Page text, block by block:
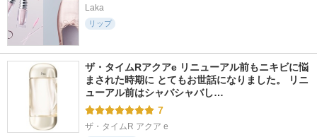
Laka
リップ
ザ・タイムRアクアe リニューアル前もニキビに悩
まされた時期に とてもお世話になりました。 リニ
ューアル前はシャバシャバし…
7
ザ・タイムR アクア e